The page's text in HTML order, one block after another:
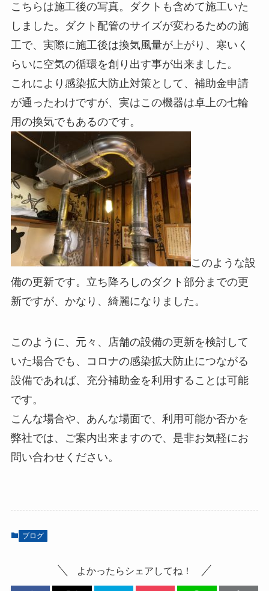
こちらは施工後の写真。ダクトも含めて施工いた
しました。ダクト配管のサイズが変わるための施
工で、実際に施工後は換気風量が上がり、寒いく
らいに空気の循環を創り出す事が出来ました。
これにより感染拡大防止対策として、補助金申請
が通ったわけですが、実はこの機器は卓上の七輪
用の換気でもあるのです。
このような設
備の更新です。立ち降ろしのダクト部分までの更
新ですが、かなり、綺麗になりました。
このように、元々、店舗の設備の更新を検討して
いた場合でも、コロナの感染拡大防止につながる
設備であれば、充分補助金を利用することは可能
です。
こんな場合や、あんな場面で、利用可能か否かを
弊社では、ご案内出来ますので、是非お気軽にお
問い合わせください。
ブログ
よかったらシェアしてね！